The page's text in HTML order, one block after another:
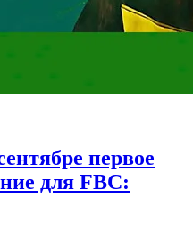
первое
для FBC: